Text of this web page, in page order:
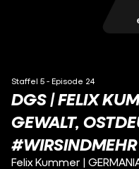
Staffel 5 - Episode 24
DGS | FELIX
GEWALT,
#WIRSINDMEHR
Felix Kummer |